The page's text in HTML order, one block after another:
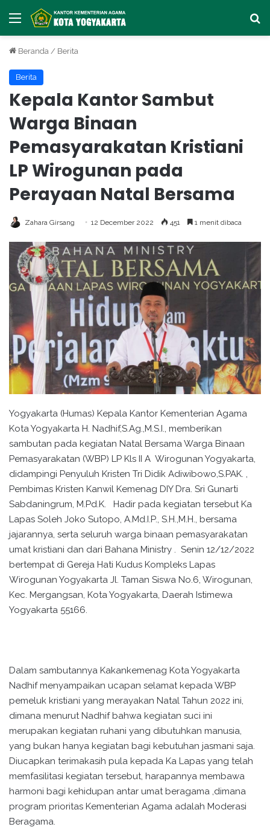
Menu
Beranda / Berita
Berita
Kepala Kantor Sambut
Warga Binaan
Pemasyarakatan Kristiani
LP Wirogunan pada
Perayaan Natal Bersama
Zahara Girsang 12 December 2022 451 1 menit dibaca
Yogyakarta (Humas) Kepala Kantor Kementerian Agama
Kota Yogyakarta H. Nadhif,S.Ag.,M.S.I., memberikan
sambutan pada kegiatan Natal Bersama Warga Binaan
Pemasyarakatan (WBP) LP Kls II A Wirogunan Yogyakarta,
didampingi Penyuluh Kristen Tri Didik Adiwibowo,S.PAK. ,
Pembimas Kristen Kanwil Kemenag DIY Dra. Sri Gunarti
Sabdaningrum, M.Pd.K. Hadir pada kegiatan tersebut Ka
Lapas Soleh Joko Sutopo, A.Md.I.P., S.H.,M.H., bersama
jajarannya, serta seluruh warga binaan pemasyarakatan
umat kristiani dan dari Bahana Ministry . Senin 12/12/2022
bertempat di Gereja Hati Kudus Kompleks Lapas
Wirogunan Yogyakarta Jl. Taman Siswa No.6, Wirogunan,
Kec. Mergangsan, Kota Yogyakarta, Daerah Istimewa
Yogyakarta 55166.
Dalam sambutannya Kakankemenag Kota Yogyakarta
Nadhif menyampaikan ucapan selamat kepada WBP
pemeluk kristiani yang merayakan Natal Tahun 2022 ini,
dimana menurut Nadhif bahwa kegiatan suci ini
merupakan kegiatan ruhani yang dibutuhkan manusia,
yang bukan hanya kegiatan bagi kebutuhan jasmani saja.
Diucapkan terimakasih pula kepada Ka Lapas yang telah
memfasilitasi kegiatan tersebut, harapannya membawa
harmoni bagi kehidupan antar umat beragama ,dimana
program prioritas Kementerian Agama adalah Moderasi
Beragama.